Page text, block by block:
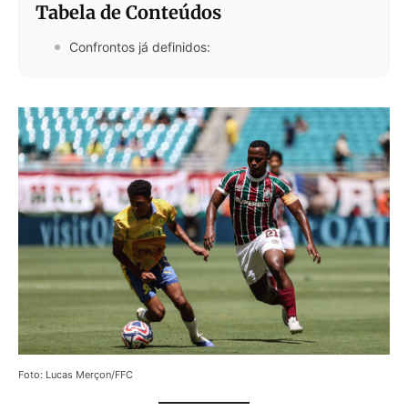
Tabela de Conteúdos
Confrontos já definidos:
Foto: Lucas Merçon/FFC